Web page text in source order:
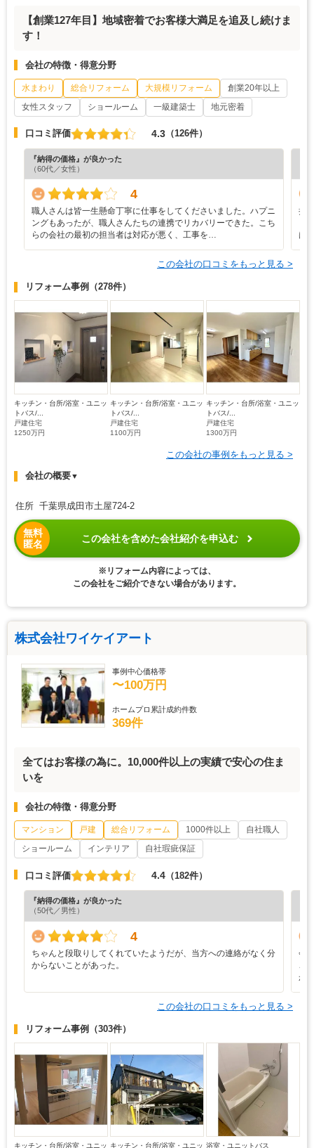
【創業127年目】地域密着でお客様大満足を追及し続けま
す！
会社の特徴・得意分野
水まわり 総合リフォーム 大規模リフォーム
創業20年以上
女性スタッフ
ショールーム 一級建築士 地元密着
口コミ評価 4.3 （126件）
『納得の価格』が良かった
（60代／女性）
4
職人さんは皆一生懸命丁寧に仕事をしてくださいました。ハプニ
ングもあったが、職人さんたちの連携でリカバリーできた。こち
らの会社の最初の担当者は対応が悪く、工事を…
担
は
この会社の口コミをもっと見る >
リフォーム事例 （278件）
キッチン・台所/浴室・ユニッ
トバス/...
戸建住宅
1250万円
キッチン・台所/浴室・ユニッ
トバス/...
戸建住宅
1100万円
キッチン・台所/浴室・ユニッ
トバス/...
戸建住宅
1300万円
この会社の事例をもっと見る >
会社の概要▼
住所 千葉県成田市土屋724-2
無料
匿名
この会社を含めた会社紹介を申込む
※リフォーム内容によっては、
この会社をご紹介できない場合があります。
株式会社ワイケイアート
事例中心価格帯
〜100万円
ホームプロ累計成約件数
369件
全てはお客様の為に。10,000件以上の実績で安心の住ま
いを
会社の特徴・得意分野
マンション 戸建 総合リフォーム 1000件以上
自社職人
ショールーム
インテリア 自社瑕疵保証
口コミ評価 4.4 （182件）
『納得の価格』が良かった
（50代／男性）
4
ちゃんと段取りしてくれていたようだが、当方への連絡がなく分
からないことがあった。
会
ご
か
この会社の口コミをもっと見る >
リフォーム事例 （303件）
キッチン・台所/浴室・ユニッ キッチン・台所/浴室・ユニッ 浴室・ユニットバス